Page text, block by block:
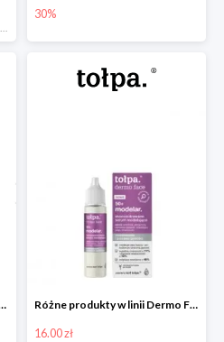
30%
45+relift do -15zł Różne produkty w linii Dermo Face 50+modelar do -16zł
16.00 zł